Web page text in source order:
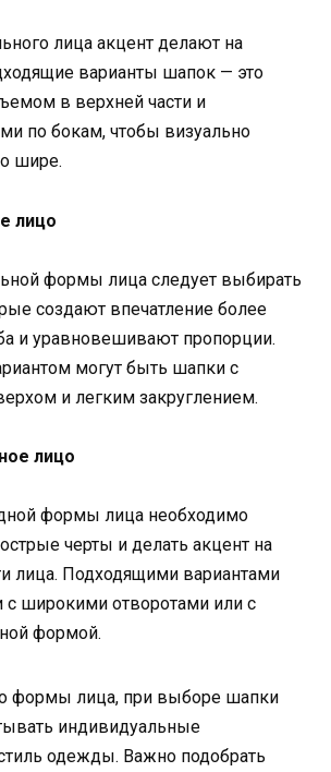
лица акцент делают на
варианты шапок — это
в верхней части и
по бокам, чтобы визуально
шире.
лицо
формы лица следует выбирать
создают впечатление более
и уравновешивают пропорции.
могут быть шапки с
и легким закруглением.
лицо
формы лица необходимо
черты и делать акцент на
лица. Подходящими вариантами
с широкими отворотами или с
формой.
формы лица, при выборе шапки
индивидуальные
одежды. Важно подобрать